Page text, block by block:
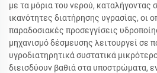
με τα μόρια του νερού, καταλήγοντας
ικανότητες διατήρησης υγρασίας, οι
παραδοσιακές προσεγγίσεις
μηχανισμό δέσμευσης λειτουργεί σε
υγροδιατηρητικά συστατικά
διεισδύουν βαθιά στα υποστρώματα,